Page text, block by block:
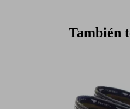
También